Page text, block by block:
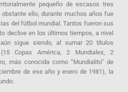
pequeño de escasos tres
ello, durante muchos años fue
del fútbol mundial. Tantos fueron sus
declive en los últimos tiempos, a nivel
sigue siendo, al sumar 20 títulos
Copas América, 2 Mundiales, 2
más conocida como “Mundialito” de
de ese año y enero de 1981), la